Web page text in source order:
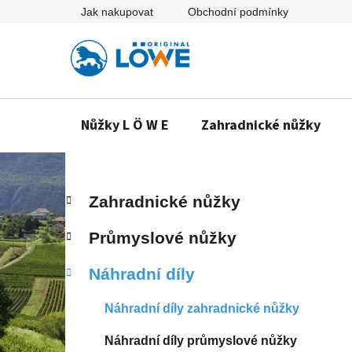
Jak nakupovat Obchodní podmínky
Nůžky L Ö W E Zahradnické nůžky
P
o
s
t
r
a
n
n
kategorie
K
a
t
e
g
o
r
i
e
Zahradnické nůžky
Průmyslové nůžky
Náhradní díly
Náhradní díly zahradnické nůžky
Náhradní díly průmyslové nůžky